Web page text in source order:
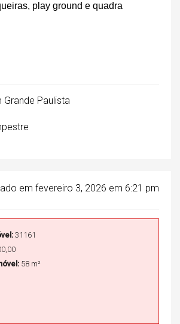
play ground e quadra
Grande Paulista
em fevereiro 3, 2026 em 6:21 pm
31161
58 m²